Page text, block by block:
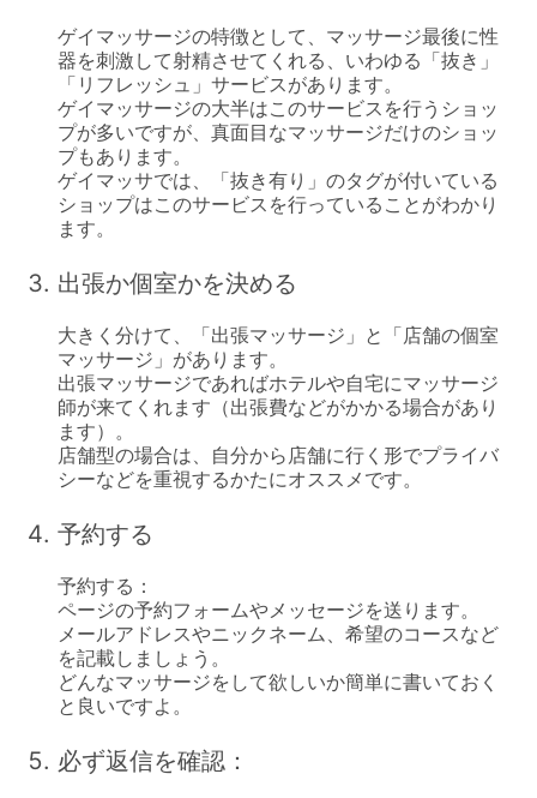
ゲイマッサージの特徴として、マッサージ最後に性
器を刺激して射精させてくれる、いわゆる「抜き」
「リフレッシュ」サービスがあります。
ゲイマッサージの大半はこのサービスを行うショッ
プが多いですが、真面目なマッサージだけのショッ
プもあります。
ゲイマッサでは、「抜き有り」のタグが付いている
ショップはこのサービスを行っていることがわかり
出張か個室かを決める
大きく分けて、「出張マッサージ」と「店舗の個室
マッサージ」があります。
出張マッサージであればホテルや自宅にマッサージ
師が来てくれます（出張費などがかかる場合があり
ます）。
店舗型の場合は、自分から店舗に行く形でプライバ
予約する
予約する：
ページの予約フォームやメッセージを送ります。
メールアドレスやニックネーム、希望のコースなど
を記載しましょう。
どんなマッサージをして欲しいか簡単に書いておく
必ず返信を確認：